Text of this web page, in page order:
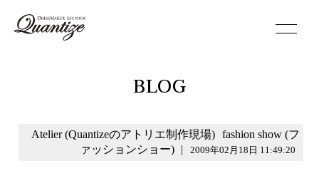
BLOG
Atelier (Quantizeのアトリエ制作現場)
fashion show (フ
ァッションショー)
| 2009年02月18日 11:49:20